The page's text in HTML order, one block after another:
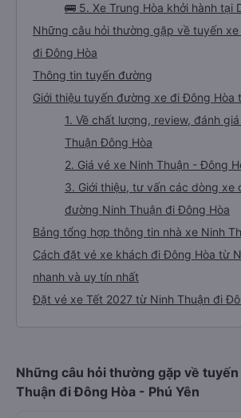
🚌 5. Xe Trung Hòa khởi hành tại
Những câu hỏi thường gặp về tuyến
đi Đông Hòa
Thông tin tuyến đường
Giới thiệu tuyến đường xe đi Đông Hòa
1. Về chất lượng, review, đánh
Thuận Đông Hòa
2. Giá vé xe Ninh Thuận - Đông
3. Giới thiệu, tư vấn các dòng xe
đường Ninh Thuận đi Đông Hòa
Bảng tổng hợp thông tin nhà xe Ninh
Cách đặt vé xe khách đi Đông Hòa từ
nhanh và uy tín nhất
Đặt vé xe Tết 2027 từ Ninh Thuận đi
Những câu hỏi thường gặp về
Thuận đi Đông Hòa - Phú Yên